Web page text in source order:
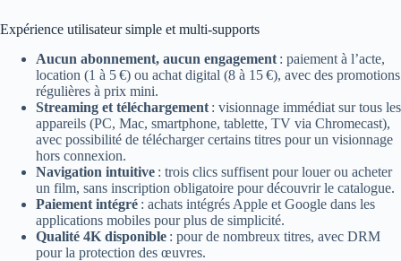
Expérience utilisateur simple et multi-supports
Aucun abonnement, aucun engagement : paiement à l’acte,
location (1 à 5 €) ou achat digital (8 à 15 €), avec des promotions
régulières à prix mini.
Streaming et téléchargement : visionnage immédiat sur tous les
appareils (PC, Mac, smartphone, tablette, TV via Chromecast),
avec possibilité de télécharger certains titres pour un visionnage
hors connexion.
Navigation intuitive : trois clics suffisent pour louer ou acheter
un film, sans inscription obligatoire pour découvrir le catalogue.
Paiement intégré : achats intégrés Apple et Google dans les
applications mobiles pour plus de simplicité.
Qualité 4K disponible : pour de nombreux titres, avec DRM
pour la protection des œuvres.